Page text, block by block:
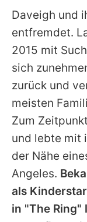
Daveigh und
entfremdet.
2015 mit
sich
zurück und
meisten
Zum
und lebte mit
der Nähe
Angeles.
als
in "The Ring"